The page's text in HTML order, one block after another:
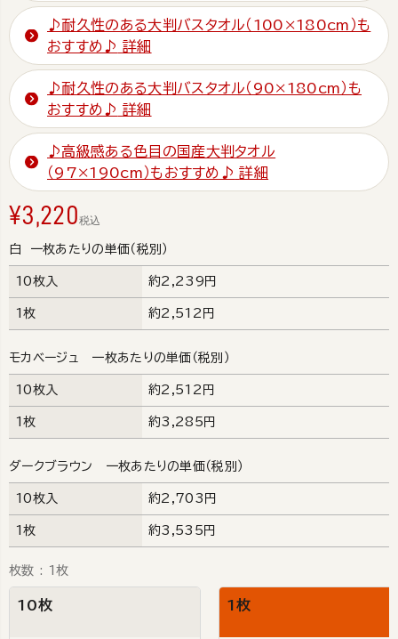
♪耐久性のある大判バスタオル（100×180cm）も
おすすめ♪ 詳細
♪耐久性のある大判バスタオル（90×180cm）も
おすすめ♪ 詳細
♪高級感ある色目の国産大判タオル
（97×190cm）もおすすめ♪ 詳細
¥3,220税込
白 一枚あたりの単価（税別）
10枚入 約2,239円
1枚 約2,512円
モカベージュ 一枚あたりの単価（税別）
10枚入 約2,512円
1枚 約3,285円
ダークブラウン 一枚あたりの単価（税別）
10枚入 約2,703円
1枚 約3,535円
枚数 1枚
10枚 1枚